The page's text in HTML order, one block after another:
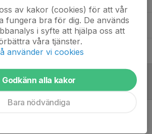
Tränare
Tränare
av kakor (cookies) för att vår
fungera bra för dig. De används
i syfte att hjälpa oss att
våra tjänster.
använder vi cookies
Godkänn alla kakor
Bara nödvändiga